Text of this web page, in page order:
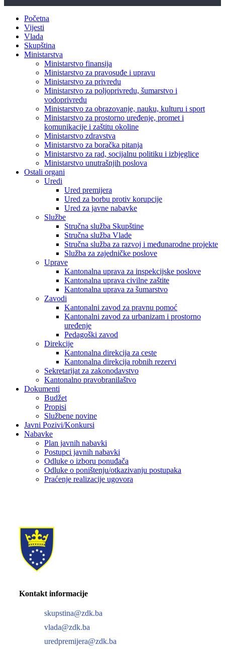
Početna
Vijesti
Vlada
Skupština
Ministarstva
Ministarstvo finansija
Ministarstvo za pravosuđe i upravu
Ministarstvo za privredu
Ministarstvo za poljoprivredu, šumarstvo i
vodoprivredu
Ministarstvo za obrazovanje, nauku, kulturu i sport
Ministarstvo za prostorno uređenje, promet i
komunikacije i zaštitu okoline
Ministarstvo zdravstva
Ministarstvo za boračka pitanja
Ministarstvo za rad, socijalnu politiku i izbjeglice
Ministarstvo unutrašnjih poslova
Ostali organi
Uredi
Ured premijera
Ured za borbu protiv korupcije
Ured za javne nabavke
Službe
Stručna služba Skupštine
Stručna služba Vlade
Stručna služba za razvoj i međunarodne projekte
Služba za zajedničke poslove
Uprave
Kantonalna uprava za inspekcijske poslove
Kantonalna uprava civilne zaštite
Kantonalna uprava za šumarstvo
Zavodi
Kantonalni zavod za pravnu pomoć
Kantonalni zavod za urbanizam i prostorno
uređenje
Pedagoški zavod
Direkcije
Kantonalna direkcija za ceste
Kantonalna direkcija robnih rezervi
Sekretarijat za zakonodavstvo
Kantonalno pravobranilaštvo
Dokumenti
Budžet
Propisi
Službene novine
Javni Pozivi/Konkursi
Nabavke
Plan javnih nabavki
Postupci javnih nabavki
Odluke o izboru ponuđača
Odluke o poništenju/otkazivanju postupaka
Praćenje realizacije ugovora
Kontakt informacije
skupstina@zdk.ba
vlada@zdk.ba
uredpremijera@zdk.ba